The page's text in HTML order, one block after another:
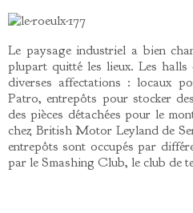
Le paysage industriel a bien
plupart quitté les lieux. Les
diverses affectations : locaux
Patro, entrepôts pour stocker
des pièces détachées pour le
chez British Motor Leyland de
entrepôts sont occupés par
par le Smashing Club, le club de